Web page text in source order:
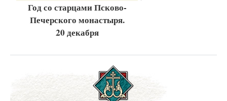
Год со старцами Псково-
Печерского монастыря.
20 декабря